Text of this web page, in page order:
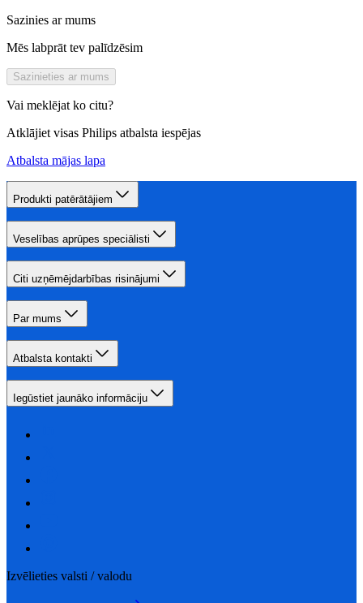
Sazinies ar mums
Mēs labprāt tev palīdzēsim
Sazinieties ar mums
Vai meklējat ko citu?
Atklājiet visas Philips atbalsta iespējas
Atbalsta mājas lapa
Produkti patērātājiem
Veselības aprūpes speciālisti
Citi uzņēmējdarbības risinājumi
Par mums
Atbalsta kontakti
Iegūstiet jaunāko informāciju
Izvēlieties valsti / valodu